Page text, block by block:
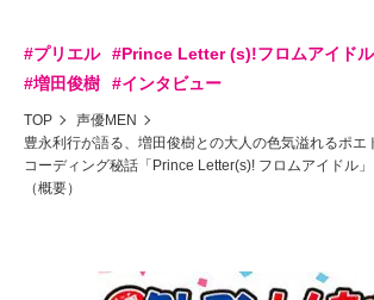
#プリエル #Prince Letter (s)!フロムアイドル
#増田俊樹
#インタビュー
TOP
声優MEN
豊永利行が語る、増田俊樹との大人の色気溢れるポエ
コーディング秘話「Prince Letter(s)! フロムアイドル
（概要）